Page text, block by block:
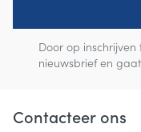
Door op inschrijven
nieuwsbrief en
Contacteer ons